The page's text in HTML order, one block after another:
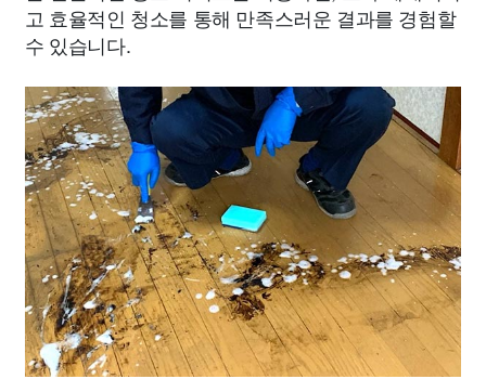
고 효율적인 청소를 통해 만족스러운 결과를 경험할
수 있습니다.